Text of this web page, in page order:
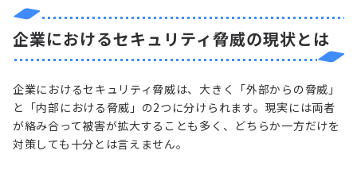
企業におけるセキュリティ脅威の現状とは
企業におけるセキュリティ脅威は、大きく「外部からの脅威」
と「内部における脅威」の2つに分けられます。現実には両者
が絡み合って被害が拡大することも多く、どちらか一方だけを
対策しても十分とは言えません。